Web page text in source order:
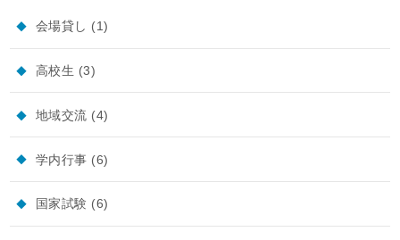
会場貸し (1)
高校生 (3)
地域交流 (4)
学内行事 (6)
国家試験 (6)